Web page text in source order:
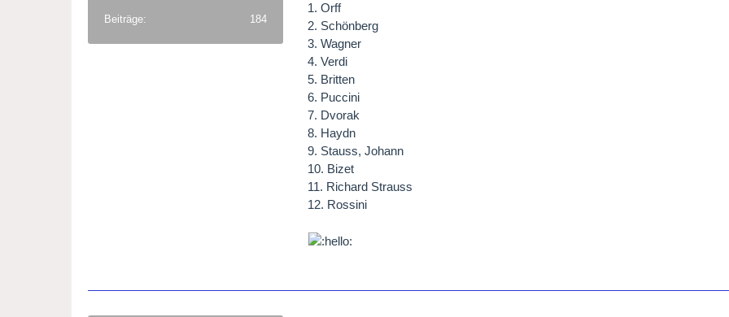
Beiträge 184
1. Orff
2. Schönberg
3. Wagner
4. Verdi
5. Britten
6. Puccini
7. Dvorak
8. Haydn
9. Stauss, Johann
10. Bizet
11. Richard Strauss
12. Rossini